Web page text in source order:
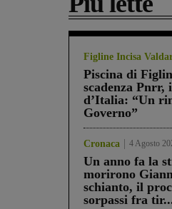
Figline Incisa
Piscina di
scadenza
d’Italia: “Un
Governo”
Cronaca 4 Agosto
Un anno fa la
morirono
schianto, il
sorpassi fra